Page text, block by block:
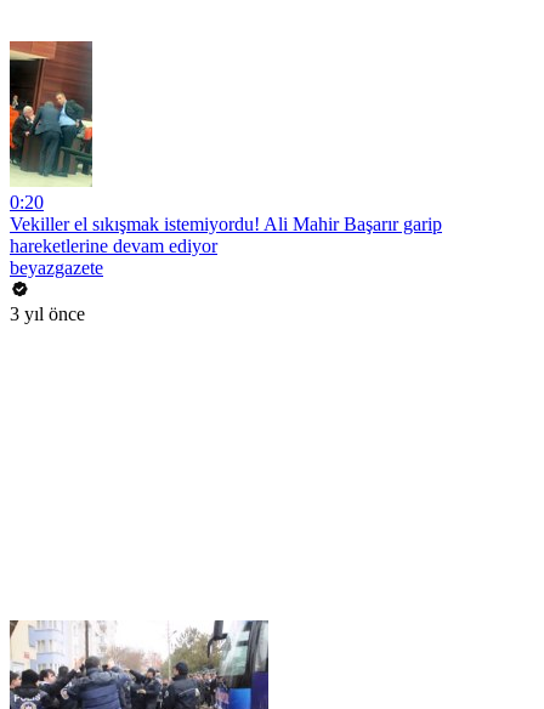
0:20
Vekiller el sıkışmak istemiyordu! Ali Mahir Başarır garip
hareketlerine devam ediyor
beyazgazete
3 yıl önce